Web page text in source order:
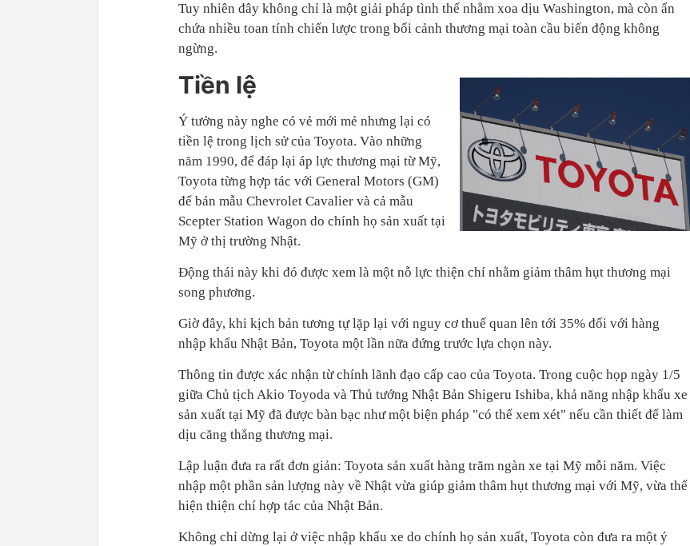
Tuy nhiên đây không chỉ là một giải pháp tình thế nhằm xoa dịu Washington, mà còn ẩn
chứa nhiều toan tính chiến lược trong bối cảnh thương mại toàn cầu biến động không
ngừng.
Tiền lệ
Ý tưởng này nghe có vẻ mới mẻ nhưng lại có
tiền lệ trong lịch sử của Toyota. Vào những
năm 1990, để đáp lại áp lực thương mại từ Mỹ,
Toyota từng hợp tác với General Motors (GM)
để bán mẫu Chevrolet Cavalier và cả mẫu
Scepter Station Wagon do chính họ sản xuất tại
Mỹ ở thị trường Nhật.
Động thái này khi đó được xem là một nỗ lực thiện chí nhằm giảm thâm hụt thương mại
song phương.
Giờ đây, khi kịch bản tương tự lặp lại với nguy cơ thuế quan lên tới 35% đối với hàng
nhập khẩu Nhật Bản, Toyota một lần nữa đứng trước lựa chọn này.
Thông tin được xác nhận từ chính lãnh đạo cấp cao của Toyota. Trong cuộc họp ngày 1/5
giữa Chủ tịch Akio Toyoda và Thủ tướng Nhật Bản Shigeru Ishiba, khả năng nhập khẩu xe
sản xuất tại Mỹ đã được bàn bạc như một biện pháp "có thể xem xét" nếu cần thiết để làm
dịu căng thẳng thương mại.
Lập luận đưa ra rất đơn giản: Toyota sản xuất hàng trăm ngàn xe tại Mỹ mỗi năm. Việc
nhập một phần sản lượng này về Nhật vừa giúp giảm thâm hụt thương mại với Mỹ, vừa thể
hiện thiện chí hợp tác của Nhật Bản.
Không chỉ dừng lại ở việc nhập khẩu xe do chính họ sản xuất, Toyota còn đưa ra một ý